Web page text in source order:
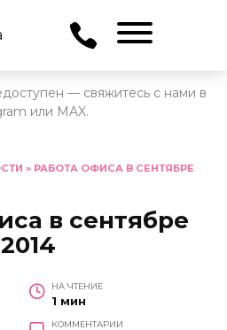
— свяжитесь с нами в
или MAX.
» РАБОТА ОФИСА В СЕНТЯБРЕ
в сентябре
2014
НА ЧТЕНИЕ
1 мин
КОММЕНТАРИИ